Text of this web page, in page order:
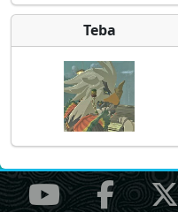
Teba